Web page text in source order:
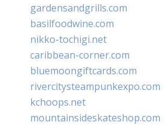
gardensandgrills.com
basilfoodwine.com
nikko-tochigi.net
caribbean-corner.com
bluemoongiftcards.com
rivercitysteampunkexpo.com
kchoops.net
mountainsideskateshop.com